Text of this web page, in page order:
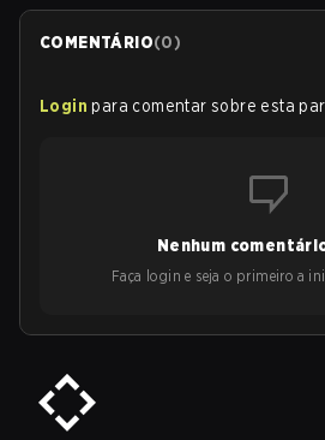
COMENTÁRIO(0)
Login para comentar sobre esta
Nenhum
Faça login e seja o primeiro a